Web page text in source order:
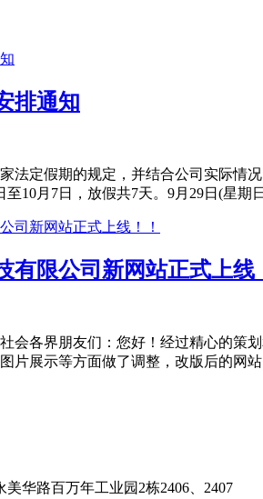
排通知
法定假期的规定，并结合公司实际情
至10月7日，放假共7天。9月29日(星
有限公司新网站正式上线
会各界朋友们：您好！经过精心的策
片展示等方面做了调整，改版后的网
华路百万年工业园2栋2406、2407